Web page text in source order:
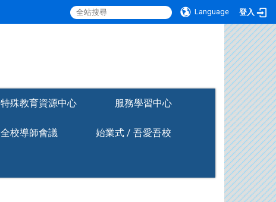
Language 登入
特殊教育資源中心 服務學習中心
全校導師會議 始業式 / 吾愛吾校